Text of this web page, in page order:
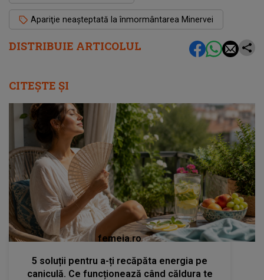
DISTRIBUIE ARTICOLUL
Apariţie neaşteptată la înmormântarea Minervei
CITEȘTE ȘI
femeia.ro
5 soluții pentru a-ți recăpăta energia pe
caniculă. Ce funcționează când căldura te